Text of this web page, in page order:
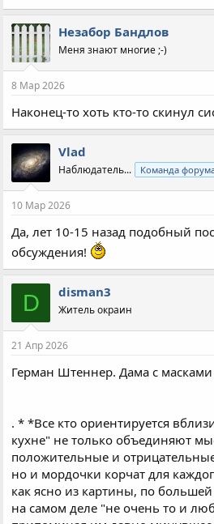
Незабор Бандлов
Меня знают многие ;-)
8 Мар 2026
Наконец-то хоть кто-то скинул
Vlad
Наблюдатель... Команда
10 Мар 2026
Да, лет 10-15 назад подобный
обсуждения!
D disman3
Житель окраин
21 Апр 2026
Герман Штеннер. Дама с
. * *Все кто ориентируется
кухне" не только объединяют
положительные и
но и мордочки корчат для
как ясно из картины, по
на самом деле "не очень то и